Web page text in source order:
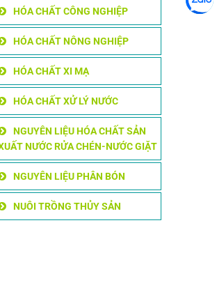
HÓA CHẤT CÔNG NGHIỆP
HÓA CHẤT NÔNG NGHIỆP
HÓA CHẤT XI MẠ
HÓA CHẤT XỬ LÝ NƯỚC
NGUYÊN LIỆU HÓA CHẤT SẢN
NƯỚC RỬA CHÉN-NƯỚC GIẶT
NGUYÊN LIỆU PHÂN BÓN
NUÔI TRỒNG THỦY SẢN